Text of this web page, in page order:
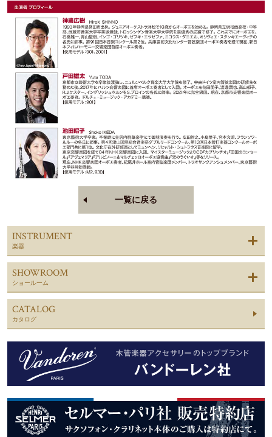
一覧に戻る
INSTRUMENT
楽器
SHOWROOM
ショールーム
CATALOG
カタログ